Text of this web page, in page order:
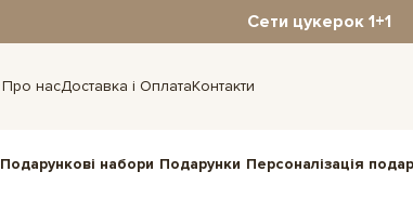
Сети цукерок 1+1
Про насДоставка і ОплатаКонтакти
Подарункові набори Подарунки Персоналізація